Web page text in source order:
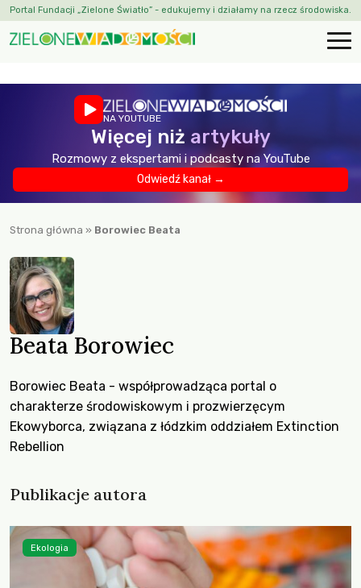
Portal Fundacji „Zielone Światło” - edukujemy i działamy na rzecz środowiska.
NA YOUTUBE
Więcej niż artykuły
Rozmowy z ekspertami i podcasty na YouTube
Odwiedź kanał →
Strona główna » Borowiec Beata
Beata Borowiec
Borowiec Beata - współprowadząca portal o
charakterze środowiskowym i prozwierzęcym
Ekowyborca, związana z łódzkim oddziałem Extinction
Rebellion
Publikacje autora
Ekologia